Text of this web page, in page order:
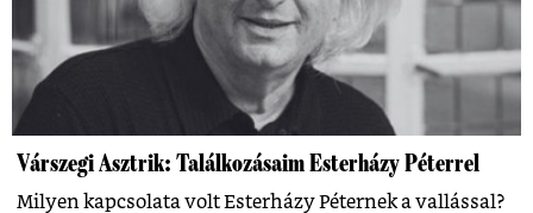
Várszegi Asztrik: Találkozásaim Esterházy Péterrel
Milyen kapcsolata volt Esterházy Péternek a vallással?